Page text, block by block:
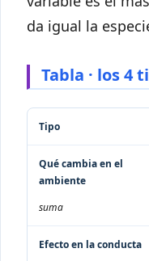
da igual la
Tabla · los 4
Tipo Qué cambia
suma